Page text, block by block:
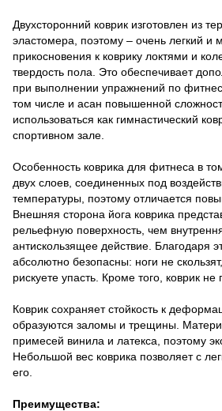
Двухсторонний коврик изготовлен из
эластомера, поэтому – очень легкий и
прикосновения к коврику локтями и
твердость пола. Это обеспечивает
при выполнении упражнений по
том числе и асан повышенной
использоваться как гимнастический
спортивном зале.
Особенность коврика для фитнеса в
двух слоев, соединенных под
температуры, поэтому отличается
Внешняя сторона йога коврика
рельефную поверхность, чем
антискользящее действие. Благодаря
абсолютно безопасны: ноги не
рискуете упасть. Кроме того, коврик не
Коврик сохраняет стойкость к
образуются заломы и трещины.
примесей винила и латекса, поэтому
Небольшой вес коврика позволяет с
его.
Преимущества: